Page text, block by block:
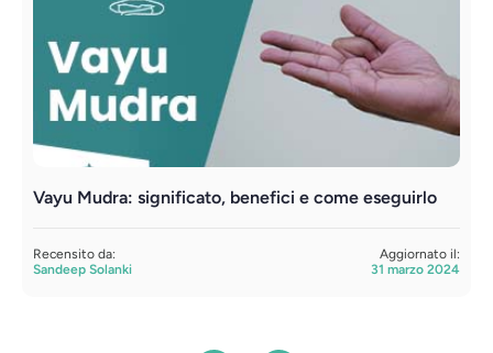
Vayu Mudra: significato, benefici e come eseguirlo
Recensito da:
Sandeep Solanki
Aggiornato il:
31 marzo 2024